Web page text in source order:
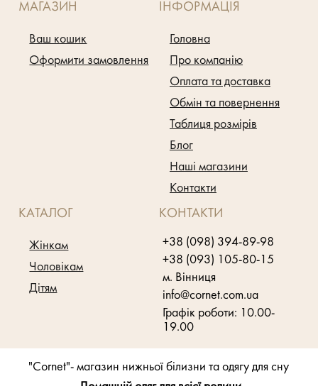
МАГАЗИН
Ваш кошик
Оформити замовлення
ІНФОРМАЦІЯ
Головна
Про компанію
Оплата та доставка
Обмін та повернення
Таблиця розмірів
Блог
Наші магазини
Контакти
КАТАЛОГ
Жінкам
Чоловікам
Дітям
КОНТАКТИ
+38 (098) 394-89-98
+38 (093) 105-80-15
м. Вінниця
info@cornet.com.ua
Графік роботи: 10.00-
19.00
"Cornet"- магазин нижньої білизни та одягу для сну